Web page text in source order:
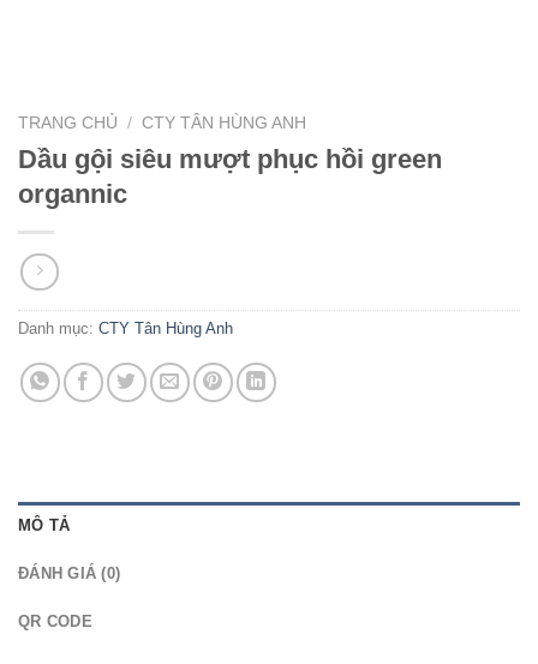
TRANG CHỦ / CTY TÂN HÙNG ANH
Dầu gội siêu mượt phục hồi green
organnic
Danh mục: CTY Tân Hùng Anh
MÔ TẢ
ĐÁNH GIÁ (0)
QR CODE